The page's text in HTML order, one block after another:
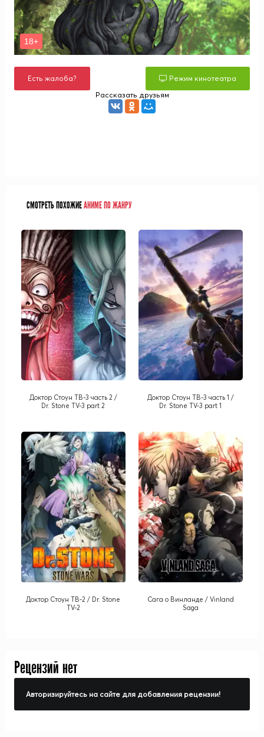
Есть жалоба?
Режим кинотеатра
Рассказать друзьям
СМОТРЕТЬ ПОХОЖИЕАНИМЕ ПО ЖАНРУ
Доктор Стоун ТВ-3 часть 2 /
Dr. Stone TV-3 part 2
Доктор Стоун ТВ-3 часть 1 /
Dr. Stone TV-3 part 1
Доктор Стоун ТВ-2 / Dr. Stone
TV-2
Сага о Винланде / Vinland
Saga
Рецензий нет
Авторизируйтесь на сайте для добавления рецензии!